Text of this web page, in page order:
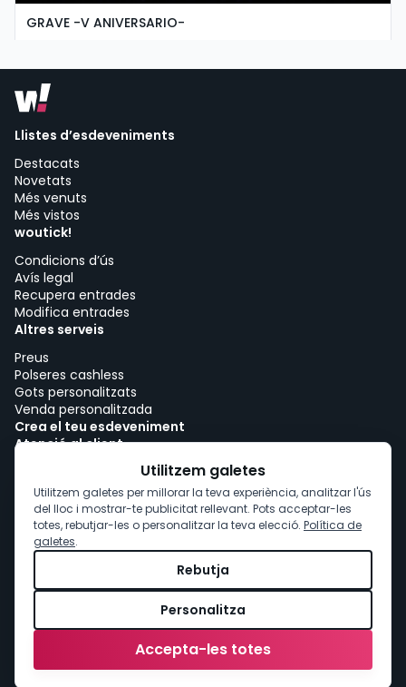
GRAVE -V ANIVERSARIO-
Llistes d’esdeveniments
Destacats
Novetats
Més venuts
Més vistos
woutick!
Condicions d’ús
Avís legal
Recupera entrades
Modifica entrades
Altres serveis
Preus
Polseres cashless
Gots personalitzats
Venda personalitzada
Crea el teu esdeveniment
Atenció al client
Treballa amb woutick!
Consentiment de cookies
Utilitzem galetes
Utilitzem galetes per millorar la teva experiència, analitzar l'ús
del lloc i mostrar-te publicitat rellevant. Pots acceptar-les
totes, rebutjar-les o personalitzar la teva elecció. Política de
galetes.
Rebutja
Personalitza
Accepta-les totes